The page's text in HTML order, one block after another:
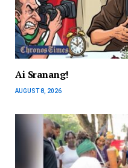
Ai Sranang!
AUGUST 8, 2026